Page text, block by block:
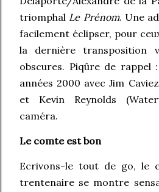
triomphal Le Prénom. Une
facilement éclipser, pour
la dernière transposition
obscures. Piqûre de rappel
années 2000 avec Jim
et Kevin Reynolds
caméra.
Le comte est bon
Ecrivons-le tout de go, le
trentenaire se montre